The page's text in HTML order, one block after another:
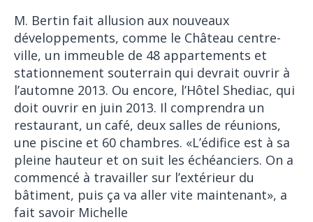
M. Bertin fait allusion aux nouveaux
développements, comme le Château centre-
ville, un immeuble de 48 appartements et
stationnement souterrain qui devrait ouvrir à
l’automne 2013. Ou encore, l’Hôtel Shediac, qui
doit ouvrir en juin 2013. Il comprendra un
restaurant, un café, deux salles de réunions,
une piscine et 60 chambres. «L’édifice est à sa
pleine hauteur et on suit les échéanciers. On a
commencé à travailler sur l’extérieur du
bâtiment, puis ça va aller vite maintenant», a
fait savoir Michelle